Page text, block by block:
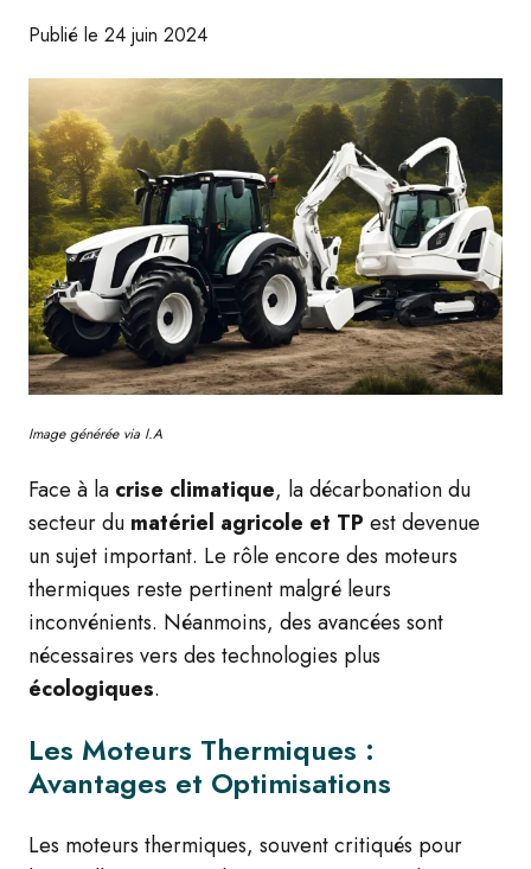
Publié le 24 juin 2024
Image générée via I.A
Face à la crise climatique, la décarbonation du
secteur du matériel agricole et TP est devenue
un sujet important. Le rôle encore des moteurs
thermiques reste pertinent malgré leurs
inconvénients. Néanmoins, des avancées sont
nécessaires vers des technologies plus
écologiques.
Les Moteurs Thermiques :
Avantages et Optimisations
Les moteurs thermiques, souvent critiqués pour